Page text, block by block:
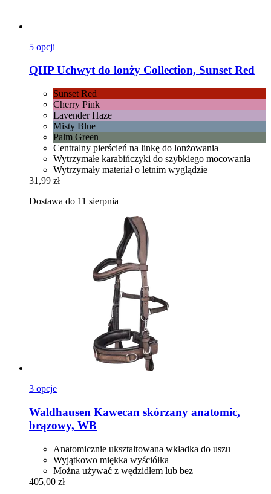
5 opcji
QHP Uchwyt do lonży Collection, Sunset Red
Sunset Red
Cherry Pink
Lavender Haze
Misty Blue
Palm Green
Centralny pierścień na linkę do lonżowania
Wytrzymałe karabińczyki do szybkiego mocowania
Wytrzymały materiał o letnim wyglądzie
31,99 zł
Dostawa do 11 sierpnia
3 opcje
Waldhausen Kawecan skórzany anatomic,
brązowy, WB
Anatomicznie ukształtowana wkładka do uszu
Wyjątkowo miękka wyściółka
Można używać z wędzidłem lub bez
405,00 zł